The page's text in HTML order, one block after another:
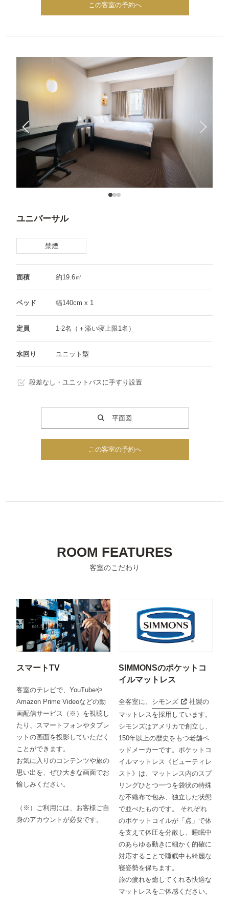
この客室の予約へ
ユニバーサル
禁煙
面積 約19.6㎡
ベッド 幅140cm x 1
定員 1-2名（＋添い寝上限1名）
水回り ユニット型
段差なし・ユニットバスに手すり設置
平面図
この客室の予約へ
ROOM FEATURES
客室のこだわり
スマートTV
客室のテレビで、YouTubeや
Amazon Prime Videoなどの動
画配信サービス（※）を視聴し
たり、スマートフォンやタブレ
ットの画面を投影していただく
ことができます。
お気に入りのコンテンツや旅の
思い出を、ぜひ大きな画面でお
愉しみください。
（※）ご利用には、お客様ご自
身のアカウントが必要です。
SIMMONSのポケットコ
イルマットレス
全客室に、 シモンズ
社製の
マットレスを採用しています。
シモンズはアメリカで創立し、
150年以上の歴史をもつ老舗ベ
ッドメーカーです。ポケットコ
イルマットレス《ビューティレ
スト》は、マットレス内のスプ
リングひとつ一つを袋状の特殊
な不織布で包み、独立した状態
で並べたものです。 それぞれ
のポケットコイルが「点」で体
を支えて体圧を分散し、睡眠中
のあらゆる動きに細かく的確に
対応することで睡眠中も綺麗な
寝姿勢を保ちます。
旅の疲れを癒してくれる快適な
マットレスをご体感ください。